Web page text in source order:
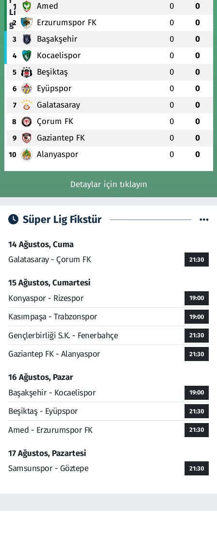
1 Amed 0 0
2 Erzurumspor FK 0 0
3 Başakşehir 0 0
4 Kocaelispor 0 0
5 Beşiktaş 0 0
6 Eyüpspor 0 0
7 Galatasaray 0 0
8 Çorum FK 0 0
9 Gaziantep FK 0 0
10 Alanyaspor 0 0
Detaylar için tıklayın
Süper Lig Fikstür
14 Ağustos, Cuma
Galatasaray - Çorum FK
21:30
15 Ağustos, Cumartesi
Konyaspor - Rizespor
19:00
Kasımpaşa - Trabzonspor 19:00
Gençlerbirliği S.K. - Fenerbahçe 21:30
Gaziantep FK - Alanyaspor 21:30
16 Ağustos, Pazar
Başakşehir - Kocaelispor
19:00
Beşiktaş - Eyüpspor 21:30
Amed - Erzurumspor FK 21:30
17 Ağustos, Pazartesi
Samsunspor - Göztepe
21:30